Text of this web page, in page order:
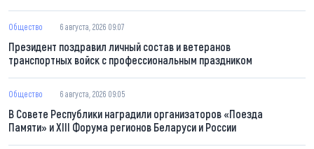
Общество 6 августа, 2026 09:07
Президент поздравил личный состав и ветеранов
транспортных войск с профессиональным праздником
Общество 6 августа, 2026 09:05
В Совете Республики наградили организаторов «Поезда
Памяти» и XIII Форума регионов Беларуси и России